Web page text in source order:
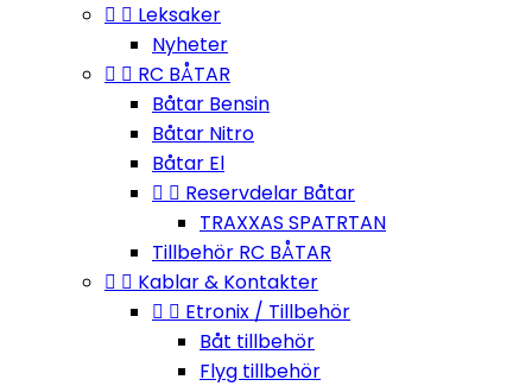
  Leksaker
Nyheter
  RC BÅTAR
Båtar Bensin
Båtar Nitro
Båtar El
  Reservdelar Båtar
TRAXXAS SPATRTAN
Tillbehör RC BÅTAR
  Kablar & Kontakter
  Etronix / Tillbehör
Båt tillbehör
Flyg tillbehör